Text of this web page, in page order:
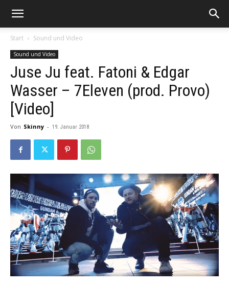
Start Sound und Video
Sound und Video
Juse Ju feat. Fatoni & Edgar
Wasser – 7Eleven (prod. Provo)
[Video]
Von Skinny - 19. Januar 2018